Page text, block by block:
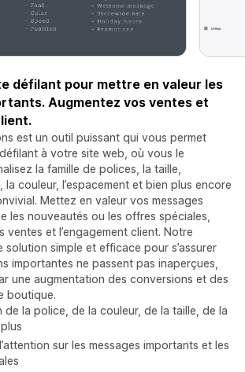
défilant pour mettre en valeur les
Augmentez vos ventes et
est un outil puissant qui vous permet
à votre site web, où vous le
la famille de polices, la taille,
la couleur, l’espacement et bien plus encore
Mettez en valeur vos messages
les nouveautés ou les offres spéciales,
ventes et l’engagement client. Notre
simple et efficace pour s’assurer
importantes ne passent pas inaperçues,
une augmentation des conversions et des
boutique.
de la police, de la couleur, de la taille, de la
sur les messages importants et les